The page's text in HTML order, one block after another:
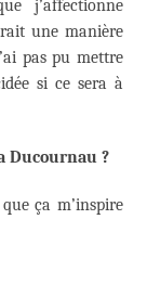
j’affectionne
une manière
pas pu mettre
si ce sera à
Ducournau ?
ça m’inspire